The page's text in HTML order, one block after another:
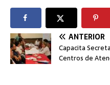
ANTERIOR
Capacita
Centros de